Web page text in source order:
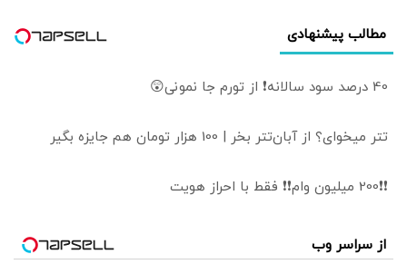
مطالب پیشنهادی
40 درصد سود سالانه❗ از تورم جا نمونی😲
تتر میخوای؟ از آبان‌تتر بخر | 100 هزار تومان هم جایزه بگیر
❗❗200 میلیون وام❗❗ فقط با احراز هویت
از سراسر وب